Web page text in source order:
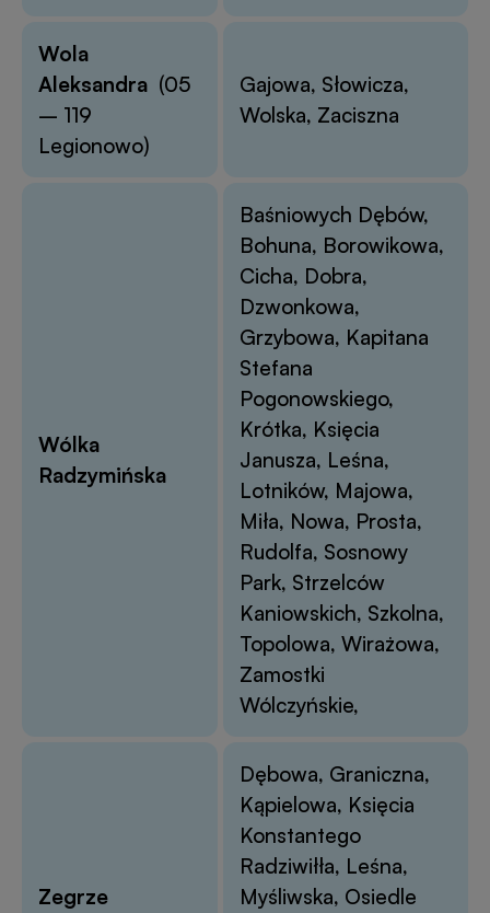
Wola
Aleksandra (05
– 119
Legionowo)
Gajowa, Słowicza,
Wolska, Zaciszna
Wólka
Radzymińska
Baśniowych Dębów,
Bohuna, Borowikowa,
Cicha, Dobra,
Dzwonkowa,
Grzybowa, Kapitana
Stefana
Pogonowskiego,
Krótka, Księcia
Janusza, Leśna,
Lotników, Majowa,
Miła, Nowa, Prosta,
Rudolfa, Sosnowy
Park, Strzelców
Kaniowskich, Szkolna,
Topolowa, Wirażowa,
Zamostki
Wólczyńskie,
Zegrze
Dębowa, Graniczna,
Kąpielowa, Księcia
Konstantego
Radziwiłła, Leśna,
Myśliwska, Osiedle